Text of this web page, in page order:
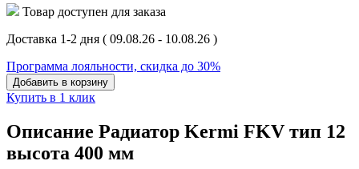
Товар доступен для заказа
Доставка 1-2 дня ( 09.08.26 - 10.08.26 )
Программа лояльности, скидка до 30%
Добавить в корзину
Купить в 1 клик
Описание Радиатор Kermi FKV тип 12
высота 400 мм